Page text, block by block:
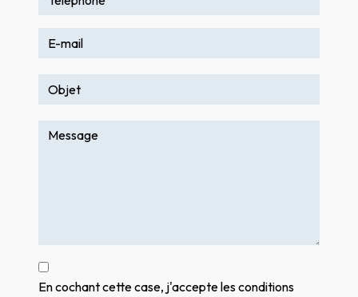
En cochant cette case, j'accepte les conditions